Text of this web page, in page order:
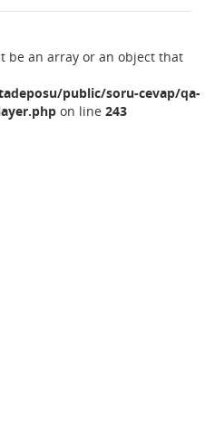
be an array or an object that
public/soru-cevap/qa-
on line 243